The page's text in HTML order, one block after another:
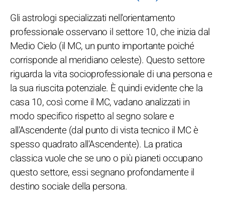
Gli astrologi specializzati nell'orientamento
professionale osservano il settore 10, che inizia dal
Medio Cielo (il MC, un punto importante poiché
corrisponde al meridiano celeste). Questo settore
riguarda la vita socioprofessionale di una persona e
la sua riuscita potenziale. È quindi evidente che la
casa 10, così come il MC, vadano analizzati in
modo specifico rispetto al segno solare e
all'Ascendente (dal punto di vista tecnico il MC è
spesso quadrato all'Ascendente). La pratica
classica vuole che se uno o più pianeti occupano
questo settore, essi segnano profondamente il
destino sociale della persona.